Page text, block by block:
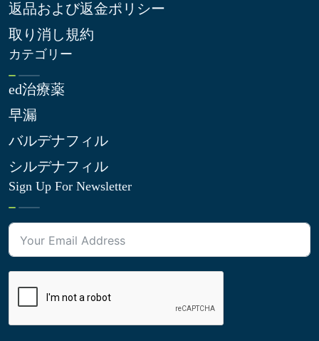
返品および返金ポリシー
取り消し規約
カテゴリー
ed治療薬
早漏
バルデナフィル
シルデナフィル
Sign Up For Newsletter